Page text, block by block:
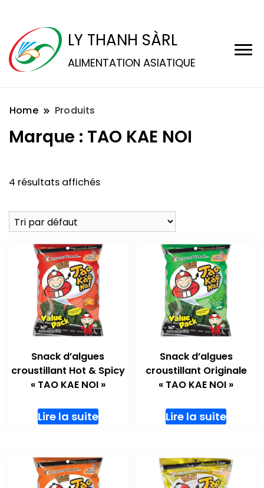
LY THANH SÀRL
ALIMENTATION ASIATIQUE
Home Produits
Marque : TAO KAE NOI
4 résultats affichés
Snack d’algues
croustillant Hot & Spicy
« TAO KAE NOI »
Lire la suite
Snack d’algues
croustillant Originale
« TAO KAE NOI »
Lire la suite